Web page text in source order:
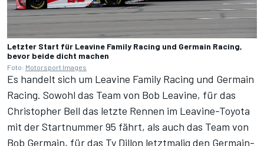
Letzter Start für Leavine Family Racing und Germain Racing,
bevor beide dicht machen
Foto: Motorsport Images
Es handelt sich um Leavine Family Racing und Germain
Racing. Sowohl das Team von Bob Leavine, für das
Christopher Bell das letzte Rennen im Leavine-Toyota
mit der Startnummer 95 fährt, als auch das Team von
Bob Germain, für das Ty Dillon letztmalig den Germain-